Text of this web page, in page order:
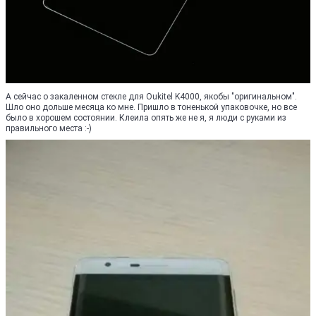
А сейчас о закаленном стекле для Oukitel K4000, якобы "оригинальном".
Шло оно дольше месяца ко мне. Пришло в тоненькой упаковочке, но все
было в хорошем состоянии. Клеила опять же не я, я люди с руками из
правильного места :-)